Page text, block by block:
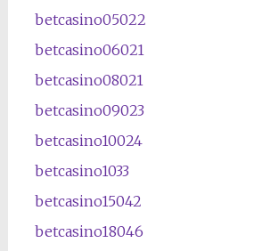
betcasino05022
betcasino06021
betcasino08021
betcasino09023
betcasino10024
betcasino1033
betcasino15042
betcasino18046